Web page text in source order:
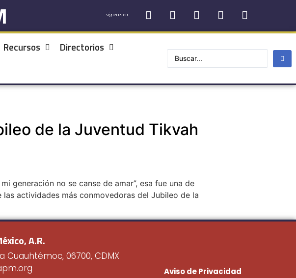
síguenos en:
Recursos
Directorios
de la Juventud Tikvah
generación no se canse de amar”, esa fue una de
actividades más conmovedoras del Jubileo de la
A.R.
Cuauhtémoc, 06700, CDMX
Aviso de Privacidad